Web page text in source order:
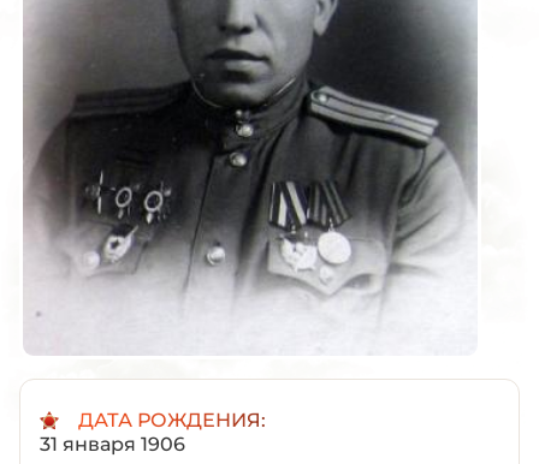
ДАТА РОЖДЕНИЯ:
31 января 1906